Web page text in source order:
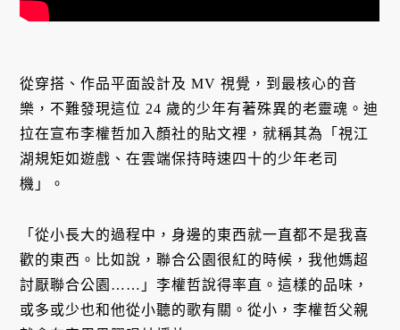
從穿搭、作品平面設計及 MV 視覺，到最核心的音
樂，不難發現這位 24 歲的少年有著殊異的老靈魂。迪
拉在宣布李權哲加入顏社的貼文裡，就稱其為「視江
湖規矩如遊戲、在雲端保持時速四⼗的少年老司
機」。
「從小長大的過程中，身邊的東西就一直都不是我喜
歡的東西。比如說，聯合公園很紅的時候，我他媽超
討厭聯合公園……」李權哲說得率直。這樣的品味，
或多或少也和他從小聽的歌有關。從小，李權哲父親